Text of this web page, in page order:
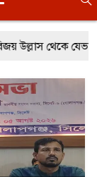
পরিস্থিতি